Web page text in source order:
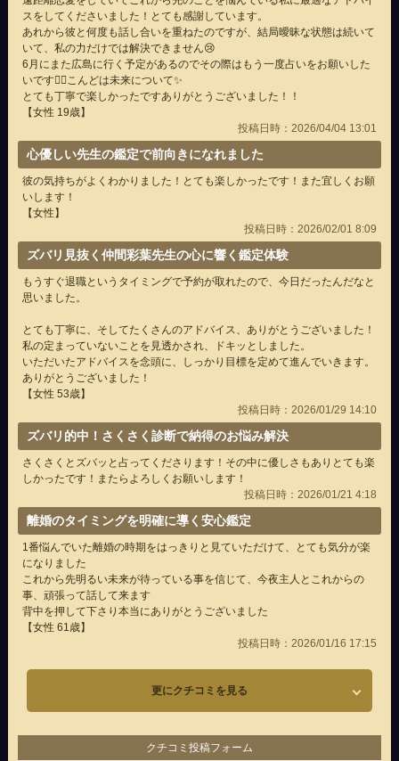
スをしてくださいました！とても感謝しています。
あれから彼と何度も話し合いを重ねたのですが、結局曖昧な状態は続いて
いて、私の力だけでは解決できません😢
6月にまた広島に行く予定があるのでその際はもう一度占いをお願いした
いです🙇‍♀️こんどは未来について✨
とても丁寧で楽しかったですありがとうございました！！
【女性 19歳】
投稿日時：2026/04/04 13:01
心優しい先生の鑑定で前向きになれました
彼の気持ちがよくわかりました！とても楽しかったです！また宜しくお願
いします！
【女性】
投稿日時：2026/02/01 8:09
ズバリ見抜く仲間彩葉先生の心に響く鑑定体験
もうすぐ退職というタイミングで予約が取れたので、今日だったんだなと
思いました。
とても丁寧に、そしてたくさんのアドバイス、ありがとうございました！
私の定まっていないことを見透かされ、ドキッとしました。
いただいたアドバイスを念頭に、しっかり目標を定めて進んでいきます。
ありがとうございました！
【女性 53歳】
投稿日時：2026/01/29 14:10
ズバリ的中！さくさく診断で納得のお悩み解決
さくさくとズバッと占ってくださります！その中に優しさもありとても楽
しかったです！またらよろしくお願いします！
投稿日時：2026/01/21 4:18
離婚のタイミングを明確に導く安心鑑定
1番悩んでいた離婚の時期をはっきりと見ていただけて、とても気分が楽
になりました
これから先明るい未来が待っている事を信じて、今夜主人とこれからの
事、頑張って話して来ます
背中を押して下さり本当にありがとうございました
【女性 61歳】
投稿日時：2026/01/16 17:15
更にクチコミを見る
クチコミ投稿フォーム